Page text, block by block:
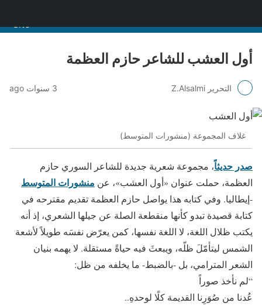
أول العشب للشاعر حازم العظمة
التحرير Z.Alsalmi 3 سنوات ago
غلاف المجموعة (منشورات المتوسط)
صدر حديثاً، مجموعة شعرية جديدة للشاعر السوري حازم
العظمة، حملت عنوان «أول العشب»، عن منشورات المتوسط
-إيطاليا. وفي كتابه هذا يواصل حازم العظمة تقديم مقترحه في
كتابة قصيدة تبدو كأنها منقطعة الصلة عن جيلها الشعري، إذ أنه
يكتب ظلال اللغة، لا اللغة نفسها، كمن يعرّض نفسَه طويلاً لأشعة
الشمس ليتأمّلَ ظلّه، ويبعثَ فيه حياةً مستقلة. لا يهمه بنيان
الشعر المترامي، بل -بالضبط- ما يخلفه من ظل:
“لم نأخذ صوراً
عُدنا من صُوَرِنا القديمة كلًا لوحدهِ..